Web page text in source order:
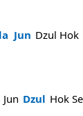
Jun Dzul Hok
Jun Dzul Hok